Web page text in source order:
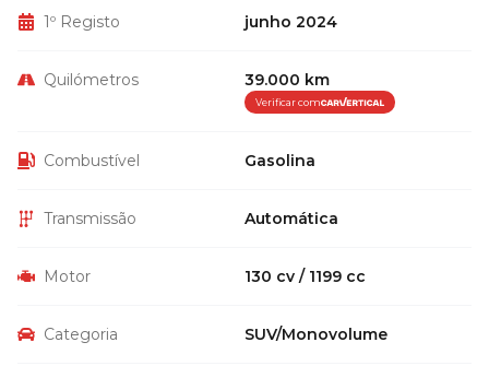
1º Registo junho 2024
Quilómetros 39.000 km
Verificar com
Combustível Gasolina
Transmissão Automática
Motor 130 cv / 1199 cc
Categoria SUV/Monovolume